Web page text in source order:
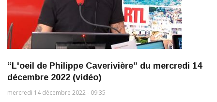
“L'oeil de Philippe Caverivière” du mercredi 14
décembre 2022 (vidéo)
mercredi 14 décembre 2022 - 09:35